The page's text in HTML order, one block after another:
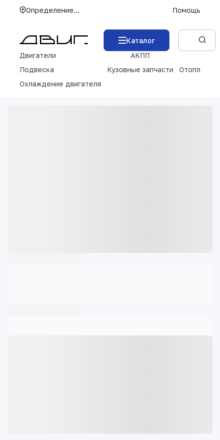
Определение... Помощь
Каталог
Двигатели
АКПП
Подвеска
Кузовные запчасти
Отопление
Охлаждение двигателя